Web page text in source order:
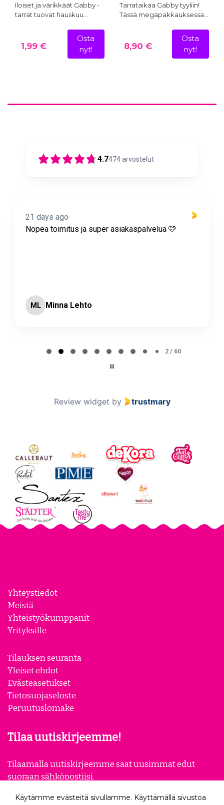
Iloiset ja värikkäät Gabby -
tarrat tuovat hauskuu…
1,99 €
Osta
nyt!
Tarrataikaa Gabby tyyliin!
Tässä megapakkauksessa…
8,90 €
Osta
nyt!
4.7474arvostelut
21 days ago
Nopea toimitus ja super asiakaspalvelua 🩷
ML Minna Lehto
2 / 60
Review widget by trustmary
Yhteystiedot
Meistä
Yhteistyökumppanit
Yrityksille
Tilauksen seuranta
Yleiset ehdot
Evästeasetukset
Tietosuojaseloste
Peruutuslomake
Tilaa uutiskirjeemme!
Tilaamalla uutiskirjeemme saat uusimmat edut
suoraan sähköpostiisi.
Käytämme evästeitä sivullamme. Käyttämällä sivustoa